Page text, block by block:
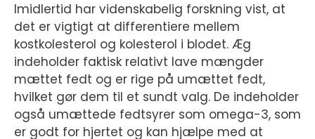
Imidlertid har videnskabelig forskning vist, at
det er vigtigt at differentiere mellem
kostkolesterol og kolesterol i blodet. Æg
indeholder faktisk relativt lave mængder
mættet fedt og er rige på umættet fedt,
hvilket gør dem til et sundt valg. De indeholder
også umættede fedtsyrer som omega-3, som
er godt for hjertet og kan hjælpe med at